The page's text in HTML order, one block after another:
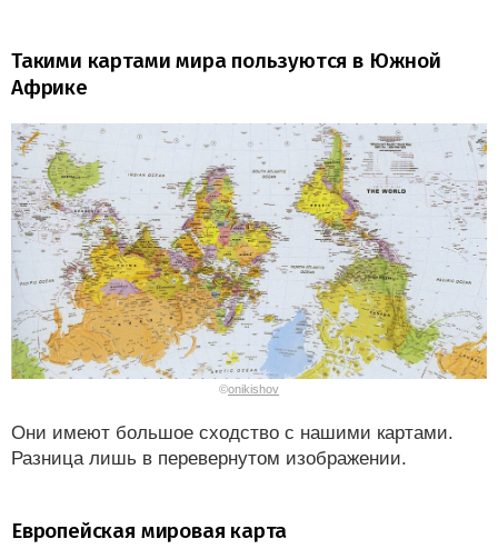
Такими картами мира пользуются в Южной
Африке
©onikishov
Они имеют большое сходство с нашими картами.
Разница лишь в перевернутом изображении.
Европейская мировая карта